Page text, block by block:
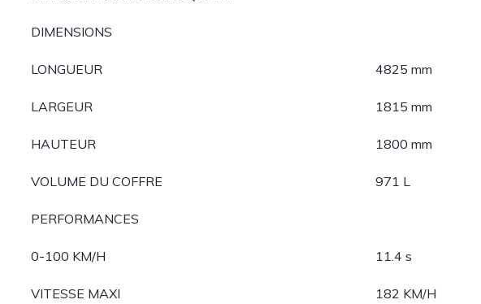
DIMENSIONS
LONGUEUR 4825 mm
LARGEUR 1815 mm
HAUTEUR 1800 mm
VOLUME DU COFFRE 971 L
PERFORMANCES
0-100 KM/H 11.4 s
VITESSE MAXI 182 KM/H